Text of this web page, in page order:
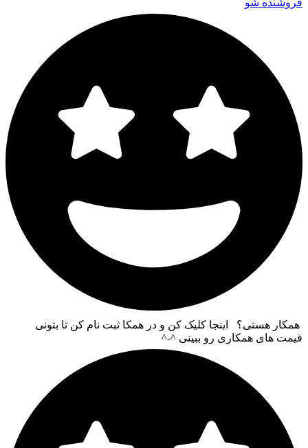
فروشنده شو
همکار هستی؟ اینجا کلیک کن و در همکا ثبت نام کن تا بتونی
قیمت های همکاری رو ببینی ^-^